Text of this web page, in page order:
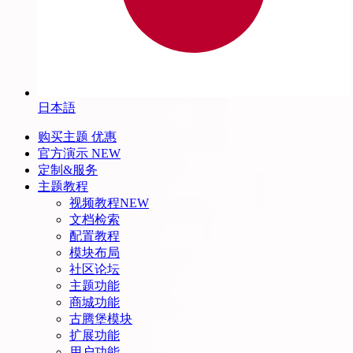
日本語
购买主题 优惠
官方演示 NEW
定制&服务
主题教程
视频教程NEW
文档检索
配置教程
模块布局
社区论坛
主题功能
商城功能
古腾堡模块
扩展功能